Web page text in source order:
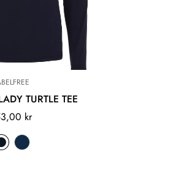
TURTLE TEE
kr